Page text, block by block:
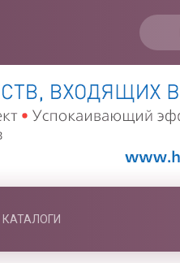
КАТАЛОГИ